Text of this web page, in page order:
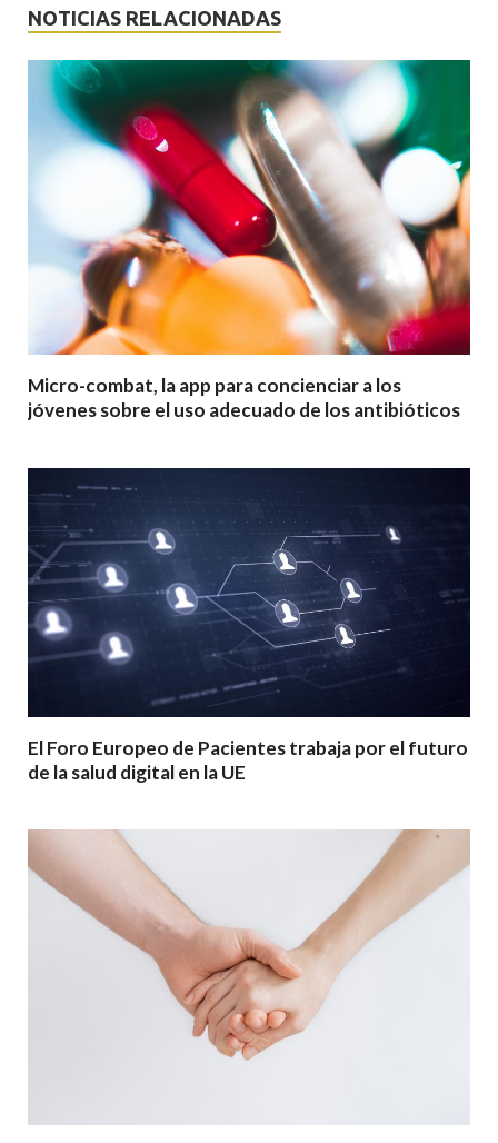
NOTICIAS RELACIONADAS
Micro-combat, la app para concienciar a los
jóvenes sobre el uso adecuado de los antibióticos
El Foro Europeo de Pacientes trabaja por el futuro
de la salud digital en la UE